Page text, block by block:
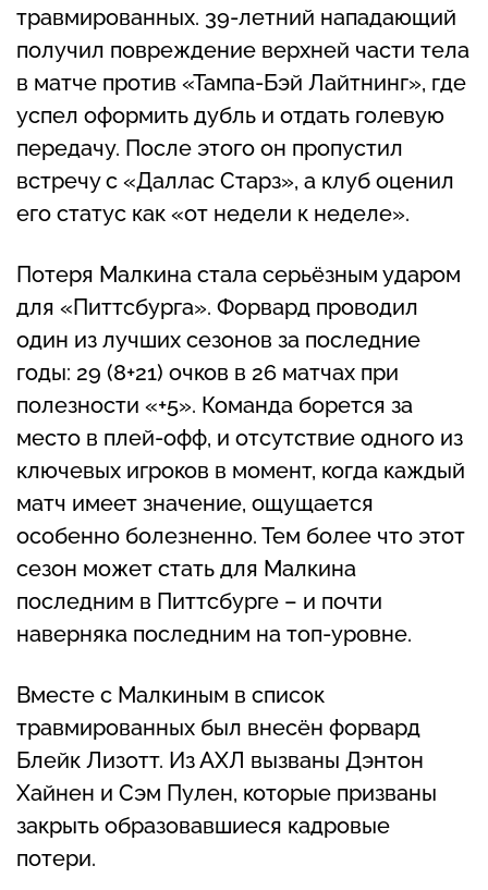
травмированных. 39‑летний нападающий
получил повреждение верхней части тела
в матче против «Тампа‑Бэй Лайтнинг», где
успел оформить дубль и отдать голевую
передачу. После этого он пропустил
встречу с «Даллас Старз», а клуб оценил
его статус как «от недели к неделе».
Потеря Малкина стала серьёзным ударом
для «Питтсбурга». Форвард проводил
один из лучших сезонов за последние
годы: 29 (8+21) очков в 26 матчах при
полезности «+5». Команда борется за
место в плей‑офф, и отсутствие одного из
ключевых игроков в момент, когда каждый
матч имеет значение, ощущается
особенно болезненно. Тем более что этот
сезон может стать для Малкина
последним в Питтсбурге – и почти
наверняка последним на топ‑уровне.
Вместе с Малкиным в список
травмированных был внесён форвард
Блейк Лизотт. Из АХЛ вызваны Дэнтон
Хайнен и Сэм Пулен, которые призваны
закрыть образовавшиеся кадровые
потери.